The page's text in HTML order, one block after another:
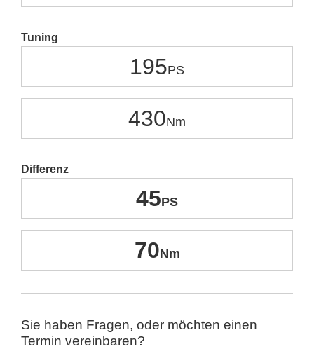
Tuning
195
430
Differenz
45
70
Sie haben Fragen, oder möchten einen
Termin vereinbaren?